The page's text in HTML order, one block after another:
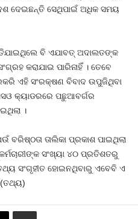
ଦେଇଛନ୍ତି ସେଥିପାଇଁ ଅଧିକ ସମୟ
ବି ଏଯାବତ୍‍ ଅଦାଲତଙ୍କ
କରାଯାଇ ପାରିନାହିଁ । ତେବେ
ଏହି ସଂରକ୍ଷଣ ବିବାଦ ଉପୁଜିଥିବା
କ୍ୟାଡରରେ ପଛୁଆବର୍ଗର
।
ତାଲିକା ପ୍ରକାଶ ପାଇଥିଲା
ସଂଖ୍ୟା ୪୦ ପ୍ରତିଶତରୁ
ସଂଗୃହୀତ ହୋଇନଥିବାରୁ ଏବେବି ଏ